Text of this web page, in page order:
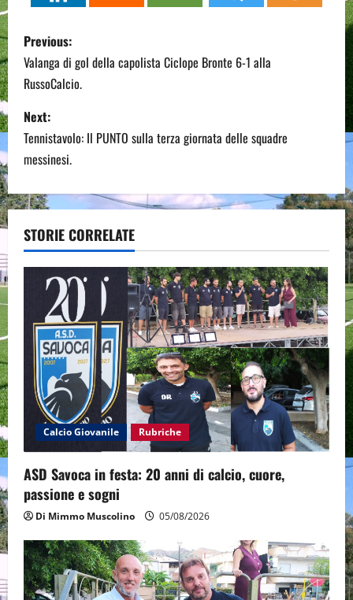
P
o
s
t
n
a
v
i
a
n
Previous:
Valanga di gol della capolista Ciclope Bronte 6-1 alla
RussoCalcio.
Next:
Tennistavolo: Il PUNTO sulla terza giornata delle squadre
messinesi.
STORIE CORRELATE
Calcio Giovanile Rubriche
ASD Savoca in festa: 20 anni di calcio, cuore,
passione e sogni
Di Mimmo Muscolino 05/08/2026